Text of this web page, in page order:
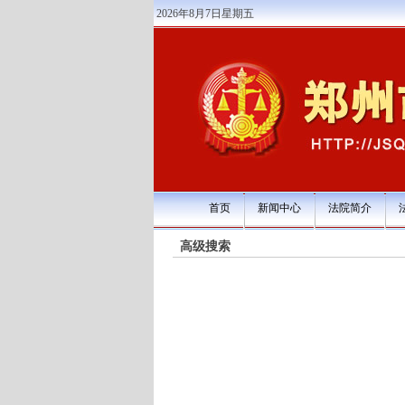
2026年8月7日星期五
首页 新闻中心 法院简介
高级搜索